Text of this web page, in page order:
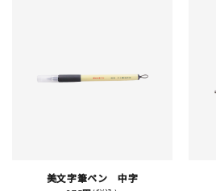
在庫限り美文字筆ペン 中字